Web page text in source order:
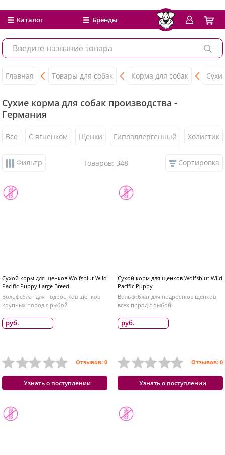
Каталог Бренды
Главная Товары для собак Корма для собак
Сухие корма для собак производства -
Германия
Все С ягненком Щенки Гипоаллергенный Холистик
Фильтр Товаров: 348 Сортировка
Сухой корм для щенков Wolfsblut Wild
Pacific Puppy Large Breed
Вольфсблат для подростков щенков
крупных пород с рыбой
руб.
Отзывов: 0
Узнать о поступлении
Сухой корм для щенков Wolfsblut Wild
Pacific Puppy
Вольфсблат для подростков щенков
всех пород с рыбой
руб.
Отзывов: 0
Узнать о поступлении